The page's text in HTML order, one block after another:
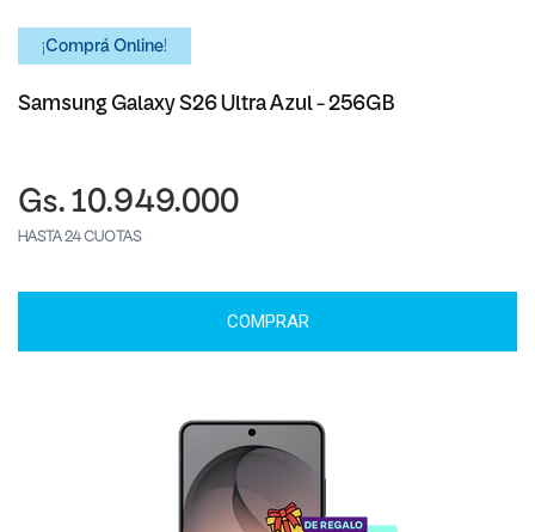
¡Comprá Online!
Samsung Galaxy S26 Ultra Azul - 256GB
Gs. 10.949.000
HASTA 24 CUOTAS
COMPRAR